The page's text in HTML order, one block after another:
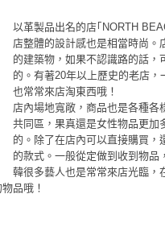
以革製品出名的店｢NORTH
店整體的設計感也是相當時尚
的建築物，如果不認識路的話
的。有著20年以上歷史的老店
也常常來店淘東西哦！
店內場地寬敞，商品也是各種各
共同區，果真還是女性物品更加
的。除了在店內可以直接購買，
的款式。一般從定做到收到物品
韓很多藝人也是常常來店光臨，
品哦！